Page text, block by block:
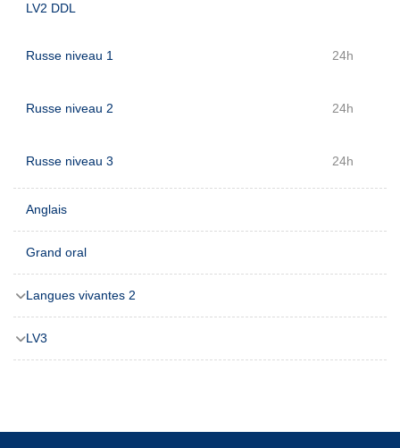
LV2 DDL
Russe niveau 1 24h
Russe niveau 2 24h
Russe niveau 3 24h
Anglais
Grand oral
Langues vivantes 2
LV3